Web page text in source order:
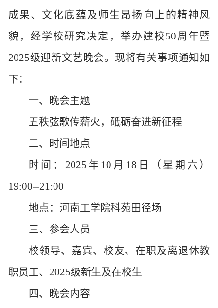
成果、文化底蕴及师生昂扬向上的精神风
貌，经学校研究决定，举办建校50周年暨
2025级迎新文艺晚会。现将有关事项通知如
下：
一、
晚会主题
五秩弦歌传薪火，砥砺奋进新征程
二、时间地点
时间： 2025年10月 18 日（星期六）
19:00--21:00
地点： 河南工学院科苑田径场
三、参会人员
校领导、嘉宾、校友、在职及离退休教
职员工、 2025级新生及在校生
四、晚会内容